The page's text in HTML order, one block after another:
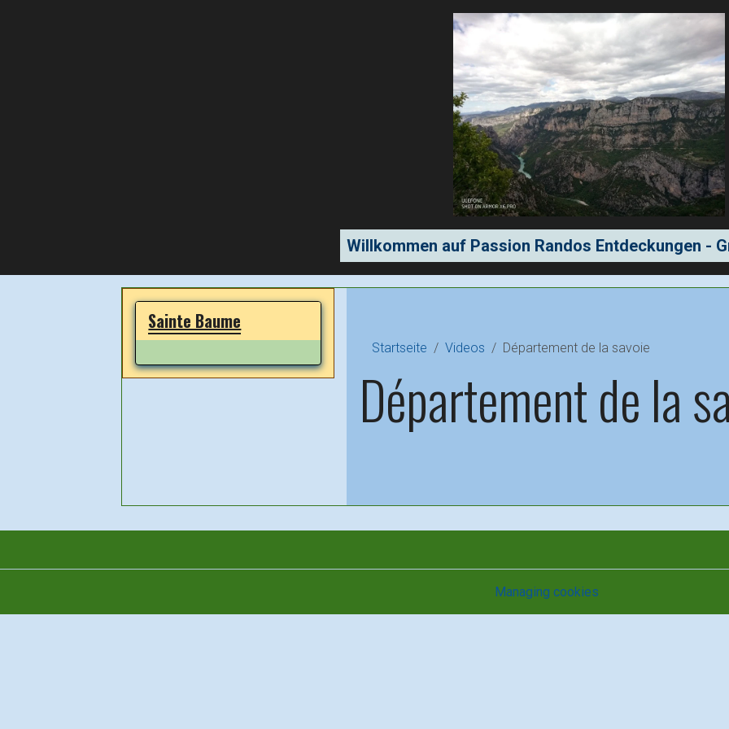
Willkommen auf Passion Randos Entdeckungen -
Startseite Videos Département de la savoie
Département de la
Sainte Baume
Managing cookies